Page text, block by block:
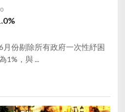
份剔除所有政府一次性紓困
1%，與 ...